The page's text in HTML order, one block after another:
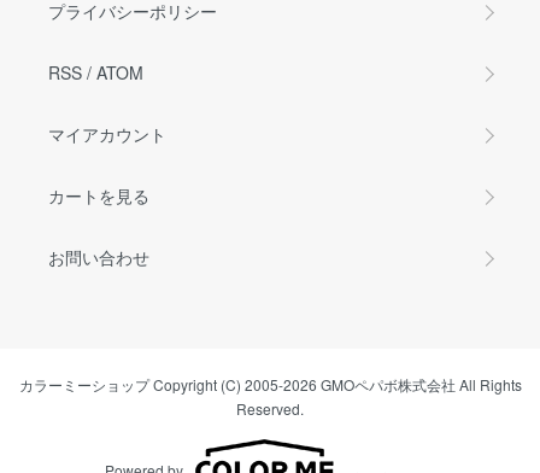
プライバシーポリシー
RSS / ATOM
マイアカウント
カートを見る
お問い合わせ
カラーミーショップCopyright (C) 2005-2026 GMOペパボ株式会社 All Rights
Reserved.